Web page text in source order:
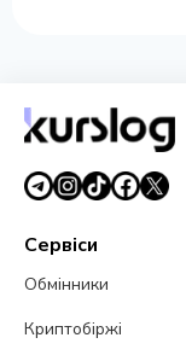
Сервіси
Обмінники
Криптобіржі